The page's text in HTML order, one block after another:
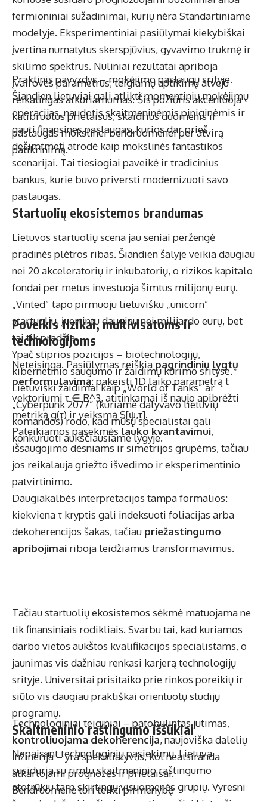
fermioniniai sužadinimai, kurių nėra Standartiniame
modelyje. Eksperimentiniai pasiūlymai kiekybiškai
įvertina numatytus skerspjūvius, gyvavimo trukmę ir
skilimo spektrus. Nuliniai rezultatai apriboja
įvairovės parametrus; teigiamų aptikimų atveju
reikalingas atkuriamumas. Šis požiūris akcentuoja
kalibruotus prietaisus, skaidrius duomenis ir
paslaugas mokslinei bendruomenei per atvirą
patikrinimą.
Poveikis fizikai, multivisatoms ir
technologijoms
Neteisinga. Pasiūlymas reiškia pagrindinių lygtų
performulavimą: pakeisti 1D laiko parametrą t
vektoriumi τ ∈ R^3, atitinkamai iš naujo apibrėžti
metriką g(τ) ir veiksmą S[ψ,τ].
Pateikiamos pasekmės lauko kvantavimui,
išsaugojimo dėsniams ir simetrijos grupėms, tačiau
jos reikalauja griežto išvedimo ir eksperimentinio
patvirtinimo.
Daugiakalbės interpretacijos tampa formalios:
kiekviena τ kryptis gali indeksuoti foliacijas arba
dekoherencijos šakas, tačiau priežastingumo
apribojimai riboja leidžiamus transformavimus.
Technologiniai teiginiai – patobulintas jutimas,
kontroliuojama dekoherencija, naujoviška dalelių
inžinerija – yra spekuliatyvūs, kol neatsiranda
atkartojami prognozės ir prietaisai.
Bendruomenė turi teikti pirmenybę
Praktinis pavyzdys – mokėjimo paslaugų srityje.
Šiandien lietuviai gali atlikti momentinių mokėjimų
operacijas, naudotis skaitmeninėmis piniginėmis ir
gauti finansines paslaugas, kurios dar prieš
dešimtmetį atrodė kaip mokslinės fantastikos
scenarijai. Tai tiesiogiai paveikė ir tradicinius
bankus, kurie buvo priversti modernizuoti savo
paslaugas.
Startuolių ekosistemos brandumas
Lietuvos startuolių scena jau seniai peržengė
pradinės plėtros ribas. Šiandien šalyje veikia daugiau
nei 20 akceleratorių ir inkubatorių, o rizikos kapitalo
fondai per metus investuoja šimtus milijonų eurų.
„Vinted” tapo pirmuoju lietuvišku „unicorn”
startuoliu, įvertintu daugiau nei milijardo eurų, bet
tai tik pradžia.
Ypač stiprios pozicijos – biotechnologijų,
kibernetinio saugumo ir žaidimų kūrimo srityse.
Lietuviški žaidimai kaip „World of Tanks” ar
„Cyberpunk 2077” (kuriame dalyvavo lietuvių
komandos) rodo, kad mūsų specialistai gali
konkuruoti aukščiausiame lygyje.
Tačiau startuolių ekosistemos sėkmė matuojama ne
tik finansiniais rodikliais. Svarbu tai, kad kuriamos
darbo vietos aukštos kvalifikacijos specialistams, o
jaunimas vis dažniau renkasi karjerą technologijų
srityje. Universitai prisitaiko prie rinkos poreikių ir
siūlo vis daugiau praktiškai orientuotų studijų
programų.
Skaitmeninio raštingumo iššūkiai
Nepaisant technologinių pasiekimų, Lietuva
susiduria su rimtu skaitmeninio raštingumo
atotrūkiu tarp skirtingų visuomenės grupių. Vyresni